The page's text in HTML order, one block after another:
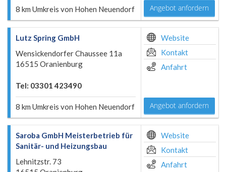
8 km Umkreis von Hohen Neuendorf Angebot anfordern
Lutz Spring GmbH
Wensickendorfer Chaussee 11a
16515 Oranienburg
Tel: 03301 423490
8 km Umkreis von Hohen Neuendorf
Website
Kontakt
Anfahrt
Angebot anfordern
Saroba GmbH Meisterbetrieb für
Sanitär- und Heizungsbau
Lehnitzstr. 73
Website
Kontakt
Anfahrt